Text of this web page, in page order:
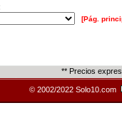
[Pág.
** Precios
© 2002/2022 Solo10.com